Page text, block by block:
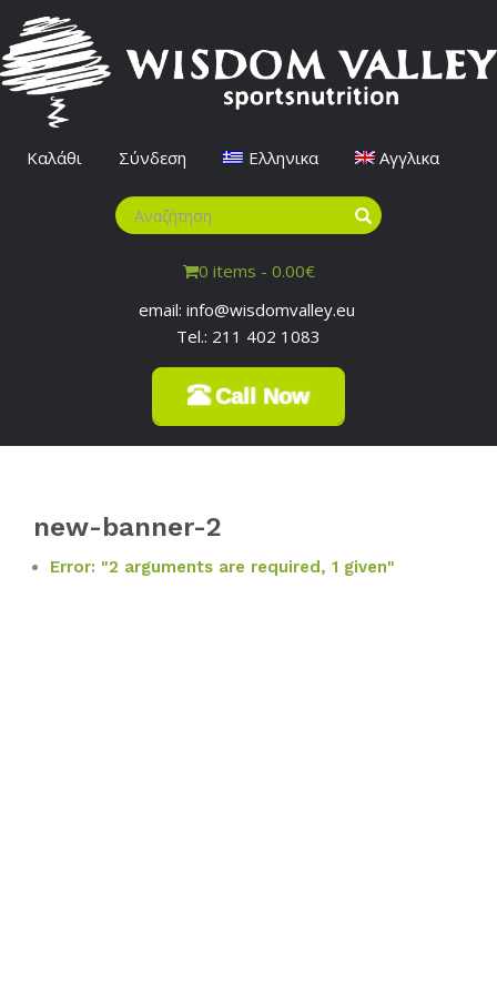
Καλάθι Σύνδεση Ελληνικα Αγγλικα
0 items - 0.00€
email: info@wisdomvalley.eu
Tel.: 211 402 1083
Call Now
new-banner-2
Error: "2 arguments are required, 1 given"